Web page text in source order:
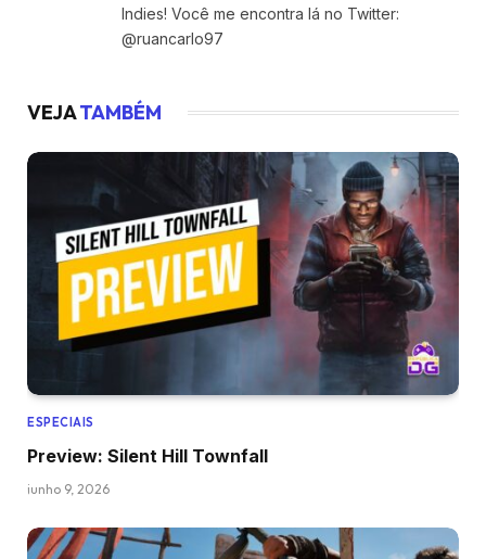
Indies! Você me encontra lá no Twitter:
@ruancarlo97
VEJATAMBÉM
ESPECIAIS
Preview: Silent Hill Townfall
junho 9, 2026